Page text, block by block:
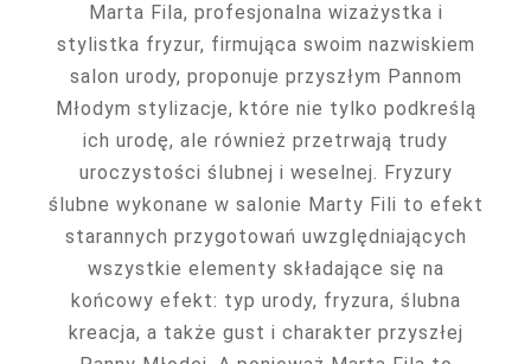
Marta Fila, profesjonalna wizażystka i
stylistka fryzur, firmująca swoim nazwiskiem
salon urody, proponuje przyszłym Pannom
Młodym stylizacje, które nie tylko podkreślą
ich urodę, ale również przetrwają trudy
uroczystości ślubnej i weselnej. Fryzury
ślubne wykonane w salonie Marty Fili to efekt
starannych przygotowań uwzględniających
wszystkie elementy składające się na
końcowy efekt: typ urody, fryzura, ślubna
kreacja, a także gust i charakter przyszłej